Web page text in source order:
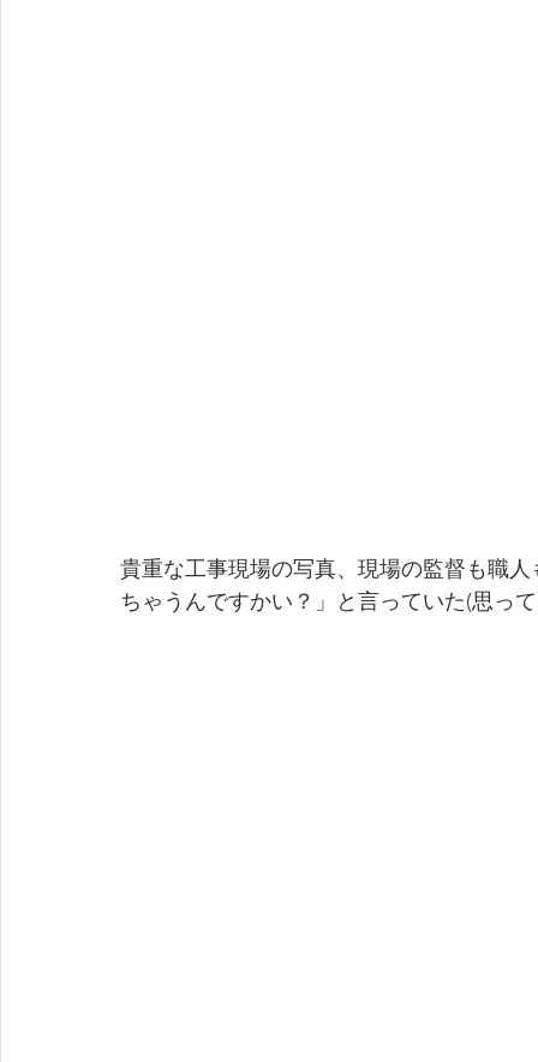
貴重な工事現場の写真、現場の監督も職
ちゃうんですかい？」と言っていた(思っ